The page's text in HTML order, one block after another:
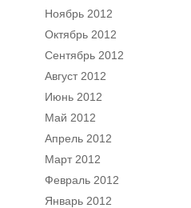
Ноябрь 2012
Октябрь 2012
Сентябрь 2012
Август 2012
Июнь 2012
Май 2012
Апрель 2012
Март 2012
Февраль 2012
Январь 2012